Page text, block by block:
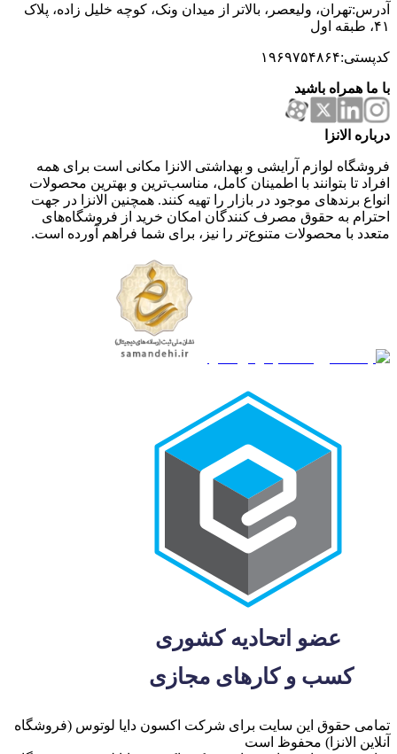
آدرس:تهران، ولیعصر، بالاتر از میدان ونک، کوچه خلیل زاده، پلاک
۴۱، طبقه اول
کدپستی:۱۹۶۹۷۵۴۸۶۴
با ما همراه باشید
درباره الانزا
فروشگاه لوازم آرایشی و بهداشتی الانزا مکانی است برای همه
افراد تا بتوانند با اطمینان کامل، مناسب‌ترین و بهترین محصولات
انواع برندهای موجود در بازار را تهیه کنند. همچنین الانزا در جهت
احترام به حقوق مصرف کنندگان امکان خرید از فروشگاه‌های
متعدد با محصولات متنوع‌تر را نیز، برای شما فراهم آورده است.
تمامی حقوق این سایت برای شرکت اکسون دایا لوتوس (فروشگاه
آنلاین الانزا) محفوظ است